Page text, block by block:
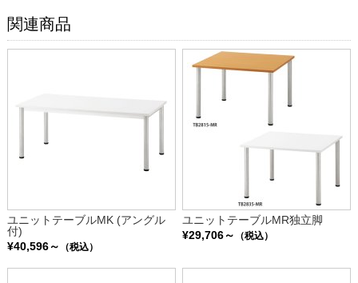
関連商品
ユニットテーブルMK (アングル
付)
¥40,596～
（税込）
ユニットテーブルMR独立脚
¥29,706～
（税込）